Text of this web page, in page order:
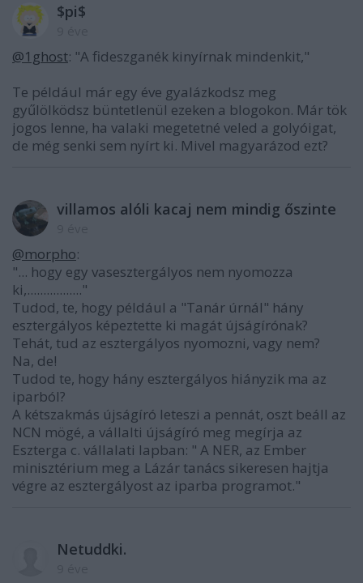
$pi$
@1ghost: "A fideszganék kinyírnak mindenkit,"
Te például már egy éve gyalázkodsz meg
gyűlölködsz büntetlenül ezeken a blogokon. Már tök
jogos lenne, ha valaki megetetné veled a golyóigat,
de még senki sem nyírt ki. Mivel magyarázod ezt?
villamos alóli kacaj nem mindig őszinte
@morpho:
"... hogy egy vasesztergályos nem nyomozza
ki,................."
Tudod, te, hogy például a "Tanár úrnál" hány
esztergályos képeztette ki magát újságírónak?
Tehát, tud az esztergályos nyomozni, vagy nem?
Na, de!
Tudod te, hogy hány esztergályos hiányzik ma az
iparból?
A kétszakmás újságíró leteszi a pennát, oszt beáll az
NCN mögé, a vállalti újságíró meg megírja az
Eszterga c. vállalati lapban: " A NER, az Ember
minisztérium meg a Lázár tanács sikeresen hajtja
végre az esztergályost az iparba programot."
Netuddki.